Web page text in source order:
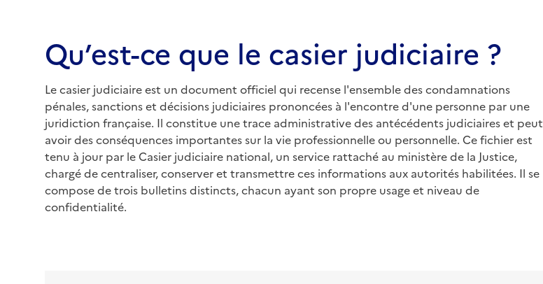
Qu’est-ce que le casier judiciaire ?
Le casier judiciaire est un document officiel qui recense l'ensemble des condamnations
pénales, sanctions et décisions judiciaires prononcées à l'encontre d'une personne par une
juridiction française. Il constitue une trace administrative des antécédents judiciaires et peut
avoir des conséquences importantes sur la vie professionnelle ou personnelle. Ce fichier est
tenu à jour par le Casier judiciaire national, un service rattaché au ministère de la Justice,
chargé de centraliser, conserver et transmettre ces informations aux autorités habilitées. Il se
compose de trois bulletins distincts, chacun ayant son propre usage et niveau de
confidentialité.